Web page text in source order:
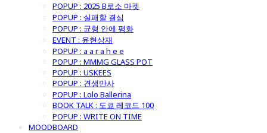
POPUP : 2025 B로소 마켓
POPUP : 실패할 결심
POPUP : 균형 안에 평화
EVENT : 윤현상재
POPUP : a a r a h e e
POPUP : MMMG GLASS POT
POPUP : USKEES
POPUP : 견생만사
POPUP : Lolo Ballerina
BOOK TALK : 도쿄 레코드 100
POPUP : WRITE ON TIME
MOODBOARD